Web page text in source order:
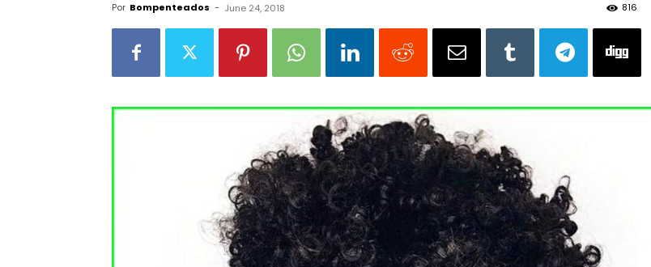
Por Bompenteados - June 24, 2018 816